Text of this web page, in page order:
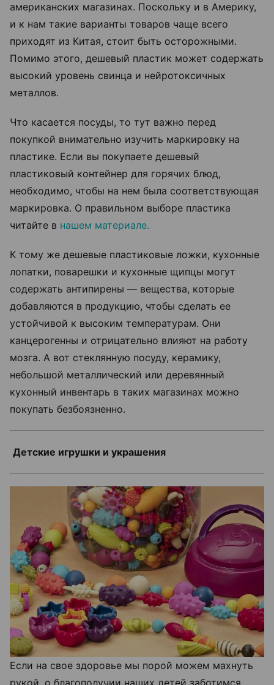
американских магазинах. Поскольку и в Америку,
и к нам такие варианты товаров чаще всего
приходят из Китая, стоит быть осторожными.
Помимо этого, дешевый пластик может содержать
высокий уровень свинца и нейротоксичных
металлов.
Что касается посуды, то тут важно перед
покупкой внимательно изучить маркировку на
пластике. Если вы покупаете дешевый
пластиковый контейнер для горячих блюд,
необходимо, чтобы на нем была соответствующая
маркировка. О правильном выборе пластика
читайте в нашем материале.
К тому же дешевые пластиковые ложки, кухонные
лопатки, поварешки и кухонные щипцы могут
содержать антипирены — вещества, которые
добавляются в продукцию, чтобы сделать ее
устойчивой к высоким температурам. Они
канцерогенны и отрицательно влияют на работу
мозга. А вот стеклянную посуду, керамику,
небольшой металлический или деревянный
кухонный инвентарь в таких магазинах можно
покупать безбоязненно.
Детские игрушки и украшения
Если на свое здоровье мы порой можем махнуть
рукой, о благополучии наших детей заботимся